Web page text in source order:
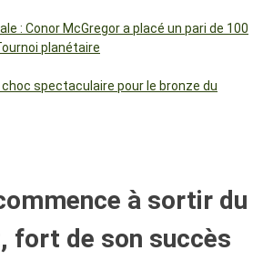
: Conor McGregor a placé un pari de 100
planétaire
spectaculaire pour le bronze du
à sortir du
fort de son succès